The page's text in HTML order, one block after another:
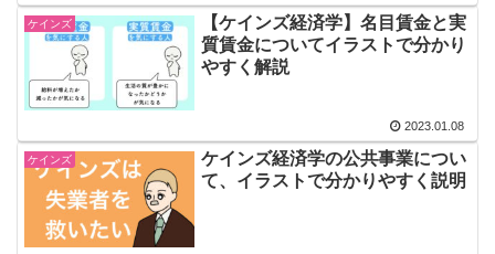
ケインズ
【ケインズ経済学】名目賃金と実
質賃金についてイラストで分かり
やすく解説
2023.01.08
ケインズ
ケインズ経済学の公共事業につい
て、イラストで分かりやすく説明